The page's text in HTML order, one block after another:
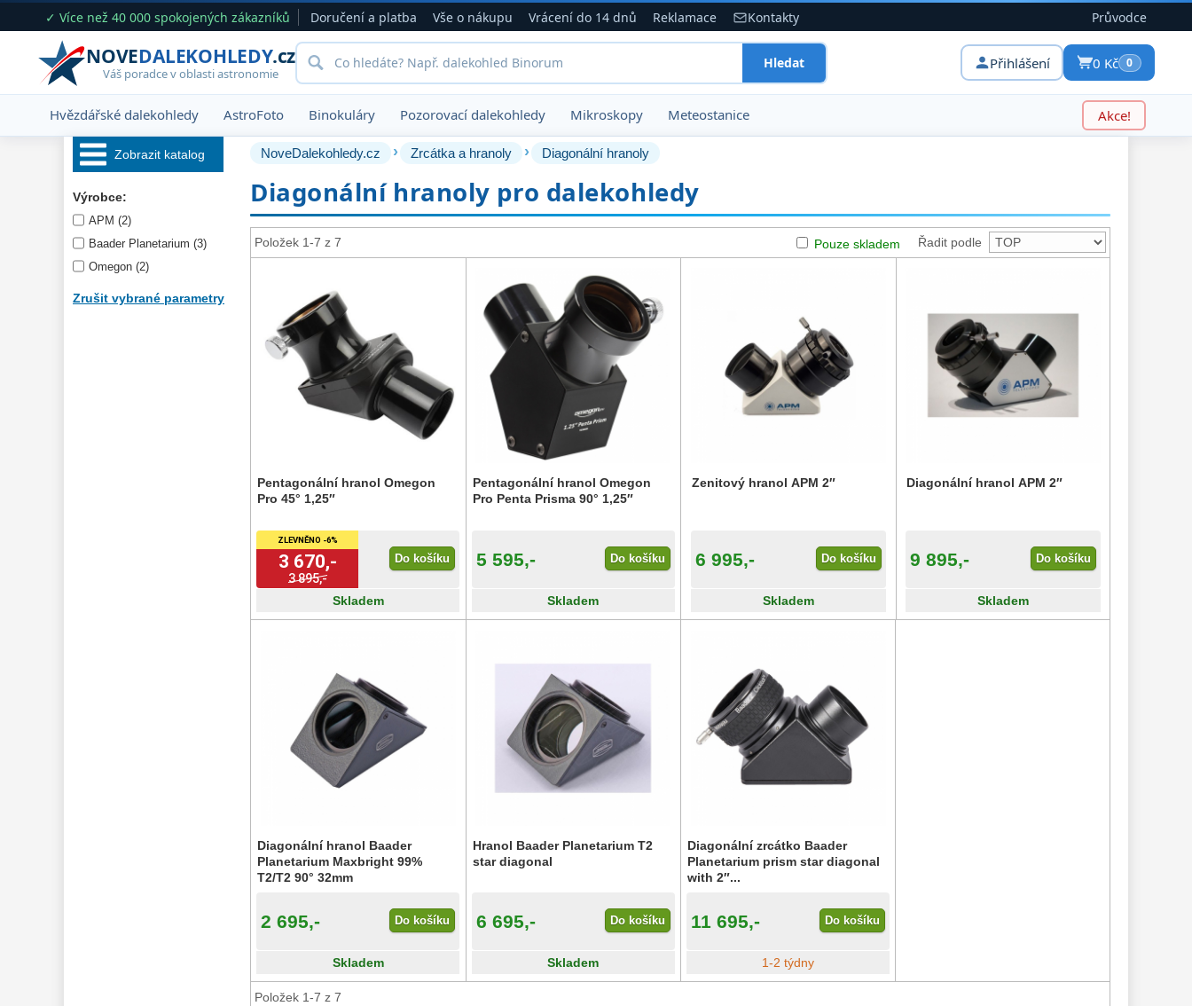
✓ Více než 40 000 spokojených zákazníků Doručení a platba Vše o nákupu Vrácení do 14 dnů Reklamace Kontakty Průvodce
NOVEDALEKOHLEDY.cz
Váš poradce v oblasti astronomie
Hledat Přihlášení 0 Kč 0
Hvězdářské dalekohledy AstroFoto Binokuláry Pozorovací dalekohledy Mikroskopy Meteostanice Akce!
Zobrazit katalog
dalekohledy
Okuláry 390
Filtry 181
Barlow čočky 65
Výrobce:
APM (2)
Baader Planetarium (3)
Omegon (2)
Zrušit vybrané parametry
NoveDalekohledy.cz › Zrcátka a hranoly › Diagonální hranoly
Diagonální hranoly pro dalekohledy
Položek 1-7 z 7 Pouze skladem Řadit podle
Pentagonální hranol Omegon
Pro 45° 1,25″
ZLEVNĚNO -6%
3 670,-
3 895,-
Do košíku
Skladem
Pentagonální hranol Omegon
Pro Penta Prisma 90° 1,25″
5 595,- Do košíku
Skladem
Zenitový hranol APM 2″
6 995,- Do košíku
Skladem
Diagonální hranol APM 2″
9 895,- Do košíku
Skladem
Diagonální hranol Baader
Planetarium Maxbright 99%
T2/T2 90° 32mm
2 695,- Do košíku
Skladem
Hranol Baader Planetarium T2
star diagonal
6 695,- Do košíku
Skladem
Diagonální zrcátko Baader
Planetarium prism star diagonal
with 2″...
11 695,- Do košíku
1-2 týdny
Položek 1-7 z 7